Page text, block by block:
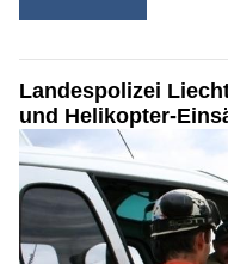
Landespolizei
und Helikopter-